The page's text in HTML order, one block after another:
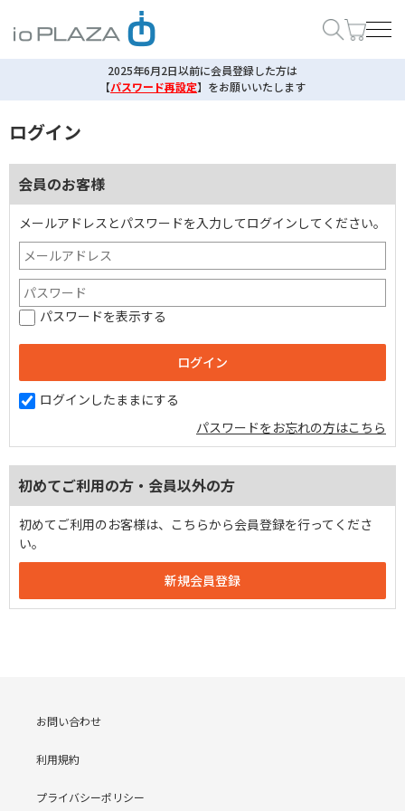
2025年6月2日以前に会員登録した方は
【パスワード再設定】 をお願いいたします
ログイン
会員のお客様
メールアドレスとパスワードを入力してログインしてください。
パスワードを表示する
ログインしたままにする
パスワードをお忘れの方はこちら
初めてご利用の方・会員以外の方
初めてご利用のお客様は、こちらから会員登録を行ってくださ
い。
お問い合わせ
利用規約
プライバシーポリシー